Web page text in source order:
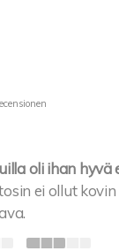
oli ihan hyvä
ei ollut